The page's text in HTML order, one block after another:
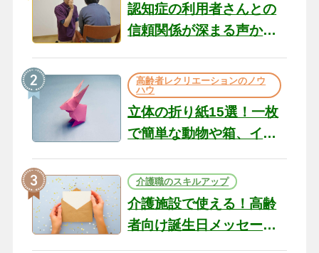
認知症の利用者さんとの
信頼関係が深まる声かけ
の現場から（22）
高齢者レクリエーションのノウ
ハウ
立体の折り紙15選！一枚
で簡単な動物や箱、イン
介護職のスキルアップ
介護施設で使える！高齢
者向け誕生日メッセージ